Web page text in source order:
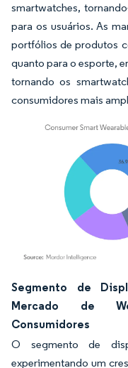
smartwatches,
para os usuários. As
portfólios de produtos
quanto para o esporte,
tornando os
consumidores mais
Imagem © Mordor
Segmento de
Mercado de
Consumidores
O segmento de
experimentando um